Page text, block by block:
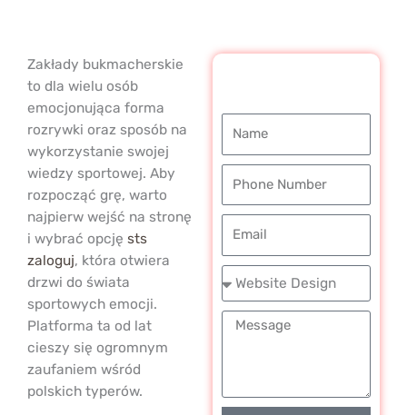
Zakłady bukmacherskie
to dla wielu osób
emocjonująca forma
rozrywki oraz sposób na
wykorzystanie swojej
wiedzy sportowej. Aby
rozpocząć grę, warto
najpierw wejść na stronę
i wybrać opcję sts
zaloguj, która otwiera
drzwi do świata
sportowych emocji.
Platforma ta od lat
cieszy się ogromnym
zaufaniem wśród
polskich typerów.
Service
Required
Message